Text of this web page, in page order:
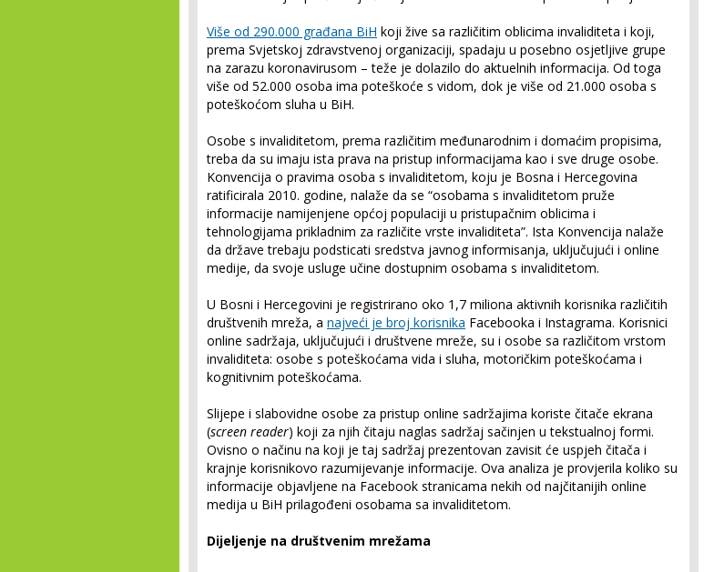
Više od 290.000 građana BiH koji žive sa različitim oblicima invaliditeta i koji,
prema Svjetskoj zdravstvenoj organizaciji, spadaju u posebno osjetljive grupe
na zarazu koronavirusom – teže je dolazilo do aktuelnih informacija. Od toga
više od 52.000 osoba ima poteškoće s vidom, dok je više od 21.000 osoba s
poteškoćom sluha u BiH.
Osobe s invaliditetom, prema različitim međunarodnim i domaćim propisima,
treba da su imaju ista prava na pristup informacijama kao i sve druge osobe.
Konvencija o pravima osoba s invaliditetom, koju je Bosna i Hercegovina
ratificirala 2010. godine, nalaže da se “osobama s invaliditetom pruže
informacije namijenjene općoj populaciji u pristupačnim oblicima i
tehnologijama prikladnim za različite vrste invaliditeta”. Ista Konvencija nalaže
da države trebaju podsticati sredstva javnog informisanja, uključujući i online
medije, da svoje usluge učine dostupnim osobama s invaliditetom.
U Bosni i Hercegovini je registrirano oko 1,7 miliona aktivnih korisnika različitih
društvenih mreža, a najveći je broj korisnika Facebooka i Instagrama. Korisnici
online sadržaja, uključujući i društvene mreže, su i osobe sa različitom vrstom
invaliditeta: osobe s poteškoćama vida i sluha, motoričkim poteškoćama i
kognitivnim poteškoćama.
Slijepe i slabovidne osobe za pristup online sadržajima koriste čitače ekrana
(screen reader) koji za njih čitaju naglas sadržaj sačinjen u tekstualnoj formi.
Ovisno o načinu na koji je taj sadržaj prezentovan zavisit će uspjeh čitača i
krajnje korisnikovo razumijevanje informacije. Ova analiza je provjerila koliko su
informacije objavljene na Facebook stranicama nekih od najčitanijih online
medija u BiH prilagođeni osobama sa invaliditetom.
Dijeljenje na društvenim mrežama